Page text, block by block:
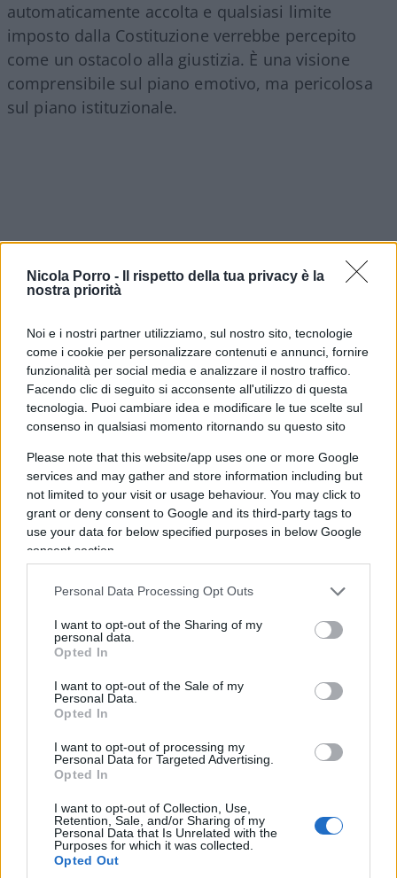
Nicola Porro -
Il rispetto della tua privacy è la
nostra priorità
Noi e i nostri partner utilizziamo, sul nostro sito, tecnologie
come i cookie per personalizzare contenuti e annunci, fornire
funzionalità per social media e analizzare il nostro traffico.
Facendo clic di seguito si acconsente all'utilizzo di questa
tecnologia. Puoi cambiare idea e modificare le tue scelte sul
consenso in qualsiasi momento ritornando su questo sito
Please note that this website/app uses one or more Google
services and may gather and store information including but
not limited to your visit or usage behaviour. You may click to
grant or deny consent to Google and its third-party tags to
use your data for below specified purposes in below Google
consent section.
Personal Data Processing Opt Outs
I want to opt-out of the Sharing of my
personal data.
Opted In
I want to opt-out of the Sale of my
Personal Data.
Opted In
I want to opt-out of processing my
Personal Data for Targeted Advertising.
Opted In
I want to opt-out of Collection, Use,
Retention, Sale, and/or Sharing of my
Personal Data that Is Unrelated with the
Purposes for which it was collected.
Opted Out
automaticamente accolta e qualsiasi limite
imposto dalla Costituzione verrebbe percepito
come un ostacolo alla giustizia. È una visione
comprensibile sul piano emotivo, ma pericolosa
sul piano istituzionale.
Il costituzionalismo liberale nasce proprio
dall’idea che ancheil potere giudiziario debba
incontrare dei limiti. Nessun potere può essere
assoluto. Non quello politico, non quello
amministrativo e nemmeno quello giudiziario. Per
questo motivo il dibattito dovrebbe concentrarsi
meno sulla simpatia o antipatia nei confronti di
vogliamo che le garanzie costituzionali valgano
soltanto quando riguardano il politico che
votiamo oppure anche quando riguardano il
una sola. Le regole dello Stato di diritto non si
modificano in funzione del nome scritto sul
fascicolo. Se oggi rinunciamo a una garanzia
perché il destinatario ci è antipatico, domani
a essere coinvolto sarà qualcuno che riteniamo
innocente.